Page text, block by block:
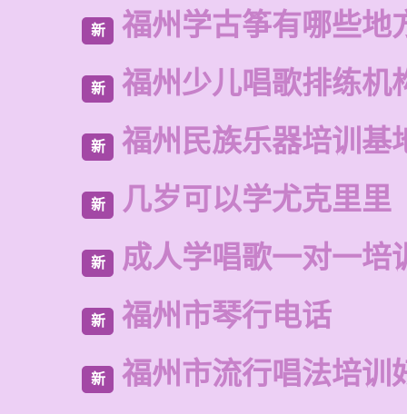
新 福州学古筝有哪些地
新 福州少儿唱歌排练机
新 福州民族乐器培训基
新 几岁可以学尤克里里
新 成人学唱歌一对一培
新 福州市琴行电话
新 福州市流行唱法培训